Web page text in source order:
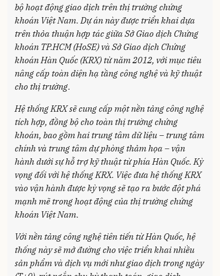
bộ hoạt động giao dịch trên thị trường chứng
khoán Việt Nam. Dự án này được triển khai dựa
trên thỏa thuận hợp tác giữa Sở Giao dịch Chứng
khoán TP.HCM (HoSE) và Sở Giao dịch Chứng
khoán Hàn Quốc (KRX) từ năm 2012, với mục tiêu
nâng cấp toàn diện hạ tầng công nghệ và kỹ thuật
cho thị trường.
Hệ thống KRX sẽ cung cấp một nền tảng công nghệ
tích hợp, đồng bộ cho toàn thị trường chứng
khoán, bao gồm hai trung tâm dữ liệu – trung tâm
chính và trung tâm dự phòng thảm họa – vận
hành dưới sự hỗ trợ kỹ thuật từ phía Hàn Quốc. Kỳ
vọng đối với hệ thống KRX. Việc đưa hệ thống KRX
vào vận hành được kỳ vọng sẽ tạo ra bước đột phá
mạnh mẽ trong hoạt động của thị trường chứng
khoán Việt Nam.
Với nền tảng công nghệ tiên tiến từ Hàn Quốc, hệ
thống này sẽ mở đường cho việc triển khai nhiều
sản phẩm và dịch vụ mới như giao dịch trong ngày